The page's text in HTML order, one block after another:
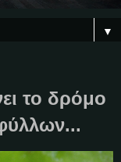
▼
το δρόμο